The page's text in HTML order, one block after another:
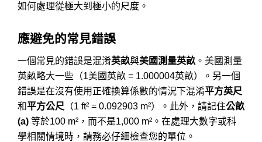
如何處理從極大到極小的尺度。
應避免的常見錯誤
一個常見的錯誤是混淆英畝與美國測量英畝 。美國測量
英畝略大一些（1美國英畝 = 1.000004英畝）。另一個
錯誤是在沒有使用正確換算係數的情況下混淆平方英尺
和平方公尺 （1 ft² = 0.092903 m²）。此外，請記住公畝
(a) 等於100 m²，而不是1,000 m²。在處理大數字或科
學相關情境時，請務必仔細檢查您的單位。